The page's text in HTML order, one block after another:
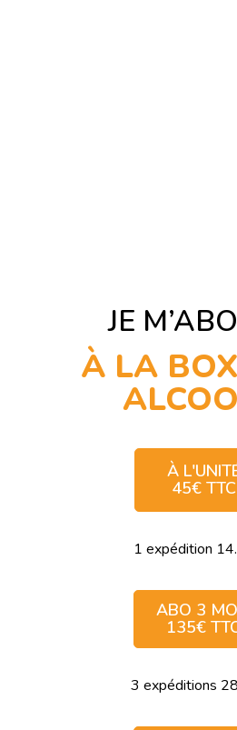
JE
À LA
À
45€ TTC
1 expédition
ABO 3
135€
3 expéditions